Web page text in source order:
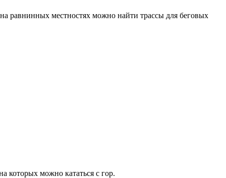
равнинных местностях можно найти трассы для беговых
которых можно кататься с гор.